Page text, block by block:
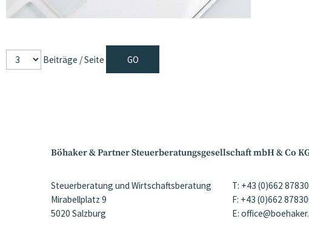
Beiträge / Seite
Böhaker & Partner Steuerberatungsgesellschaft mbH & Co
Steuerberatung und Wirtschaftsberatung
Mirabellplatz 9
5020 Salzburg
T: +43 (0)662
F: +43 (0)662
E: